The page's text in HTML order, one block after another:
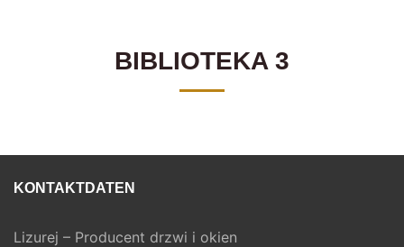
BIBLIOTEKA 3
KONTAKTDATEN
Lizurej – Producent drzwi i okien